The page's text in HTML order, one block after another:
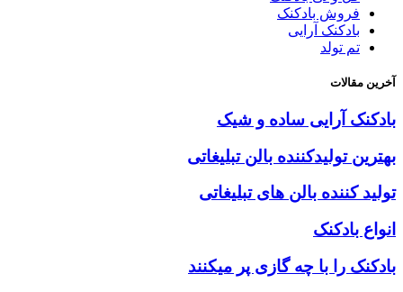
فروش بادکنک
بادکنک آرایی
تم تولد
آخرین مقالات
بادکنک آرایی ساده و شیک
بهترین تولیدکننده بالن تبلیغاتی
تولید کننده بالن های تبلیغاتی
انواع بادکنک
بادکنک را با چه گازی پر میکنند